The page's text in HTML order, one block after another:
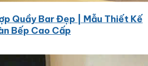
Quầy Bar Đẹp | Mẫu Thiết Kế
Bếp Cao Cấp